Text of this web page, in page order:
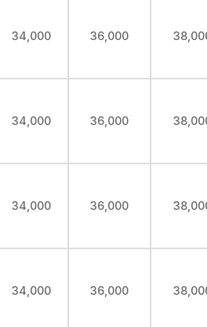
34,000 36,000
34,000 36,000
34,000 36,000
34,000 36,000